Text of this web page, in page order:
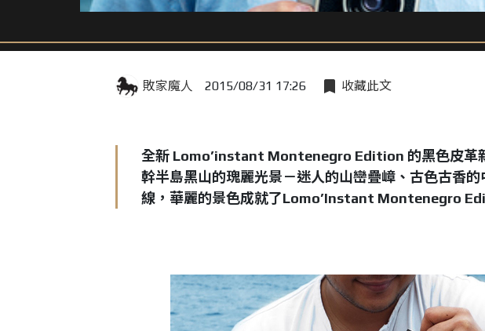
敗家魔人 2015/08/31 17:26 收藏此文
全新 Lomo’instant Montenegro Edition 的黑色皮革
幹半島黑山的瑰麗光景－迷人的山巒疊嶂、古色古香
線，華麗的景色成就了Lomo’Instant Montenegro